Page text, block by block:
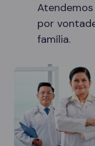
por
família.